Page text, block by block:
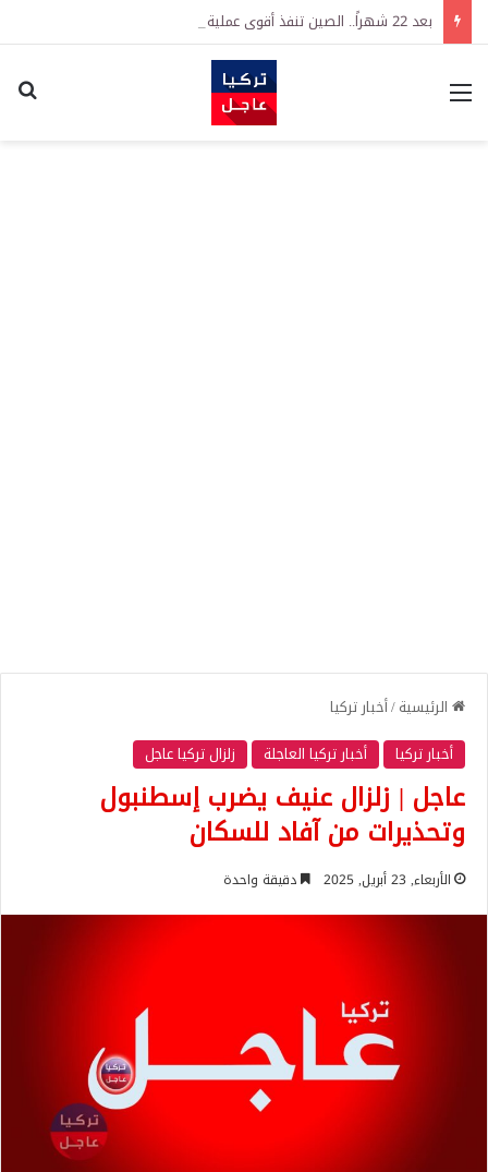
القائمة
الرئيسية/أخبار تركيا
أخبار تركيا
أخبار تركيا العاجلة زلزال تركيا عاجل
عاجل | زلزال عنيف يضرب إسطنبول
وتحذيرات من آفاد للسكان
الأربعاء, 23 أبريل, 2025 دقيقة واحدة